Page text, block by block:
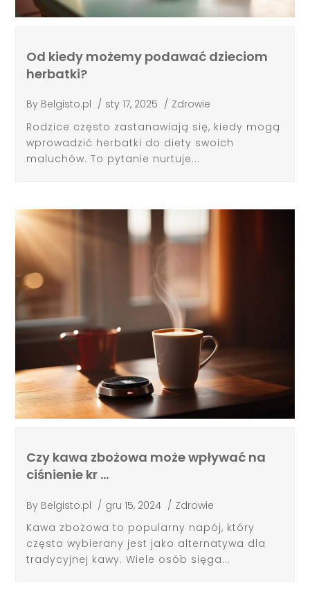
Od kiedy możemy podawać dzieciom
herbatki?
By Belgisto.pl / sty 17, 2025 / Zdrowie
Rodzice często zastanawiają się, kiedy mogą
wprowadzić herbatki do diety swoich
maluchów. To pytanie nurtuje...
Czy kawa zbożowa może wpływać na
ciśnienie kr …
By Belgisto.pl / gru 15, 2024 / Zdrowie
Kawa zbożowa to popularny napój, który
często wybierany jest jako alternatywa dla
tradycyjnej kawy. Wiele osób sięga...